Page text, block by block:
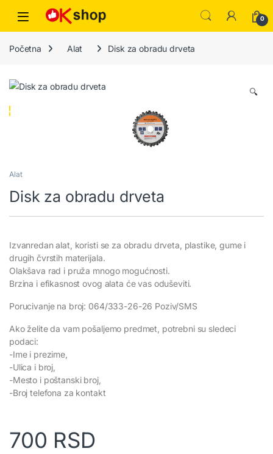
0
Početna Alat Disk za obradu drveta
🔍
Alat
Disk za obradu drveta
Izvanredan alat, koristi se za obradu drveta, plastike, gume i
drugih čvrstih materijala.
Olakšava rad i pruža mnogo mogućnosti.
Brzina i efikasnost ovog alata će vas oduševiti.
Porucivanje na broj: 064/333-26-26 Poziv/SMS
Ako želite da vam pošaljemo predmet, potrebni su sledeci
podaci:
-Ime i prezime,
-Ulica i broj,
-Mesto i poštanski broj,
-Broj telefona za kontakt
700 RSD